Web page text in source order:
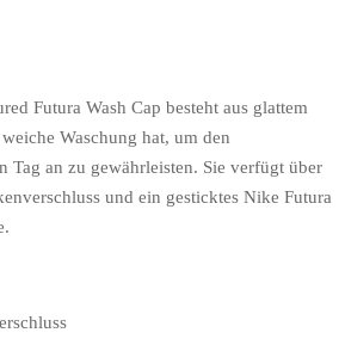
Futura Wash Cap besteht aus glattem
Waschung hat, um den
Tag an zu gewährleisten. Sie verfügt über
und ein gesticktes Nike Futura